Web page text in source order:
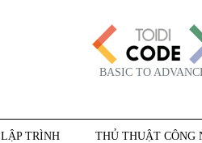
BASIC TO
LẬP TRÌNH THỦ THUẬT CÔNG